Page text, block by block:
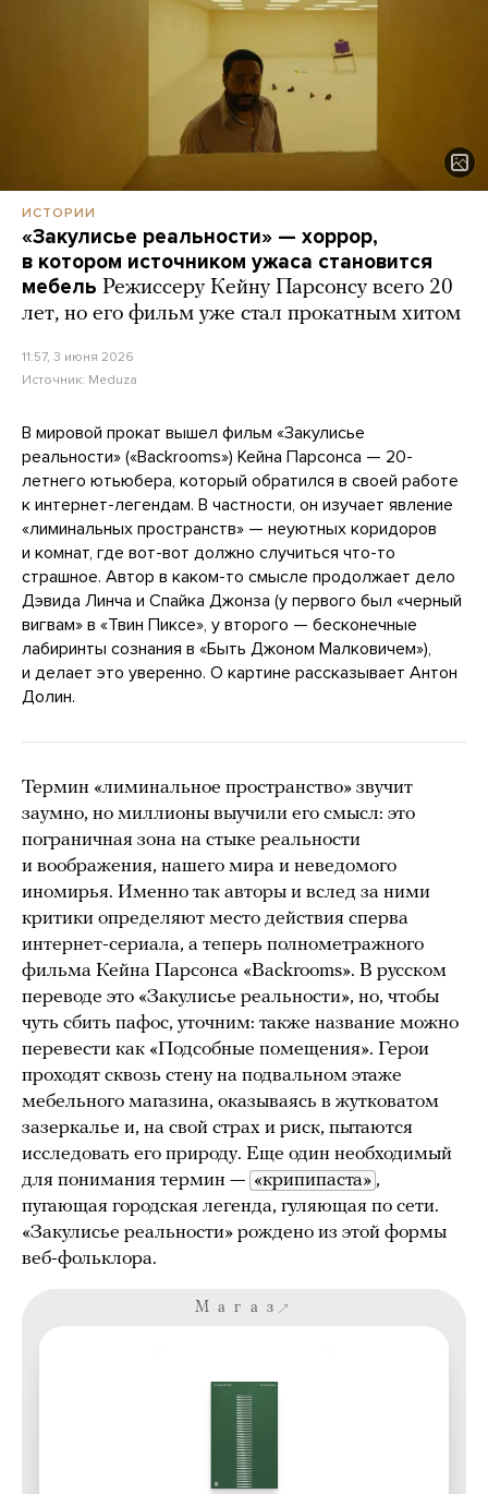
ИСТОРИИ
«Закулисье реальности» — хоррор,
в котором источником ужаса становится
мебель Режиссеру Кейну Парсонсу всего 20
лет, но его фильм уже стал прокатным хитом
11:57, 3 июня 2026
Источник: Meduza
В мировой прокат вышел фильм «Закулисье
реальности» («Backrooms») Кейна Парсонса — 20-
летнего ютьюбера, который обратился в своей работе
к интернет-легендам. В частности, он изучает явление
«лиминальных пространств» — неуютных коридоров
и комнат, где вот-вот должно случиться что-то
страшное. Автор в каком-то смысле продолжает дело
Дэвида Линча и Спайка Джонза (у первого был «черный
вигвам» в «Твин Пиксе», у второго — бесконечные
лабиринты сознания в «Быть Джоном Малковичем»),
и делает это уверенно. О картине рассказывает Антон
Долин.
Термин «лиминальное пространство» звучит
заумно, но миллионы выучили его смысл: это
пограничная зона на стыке реальности
и воображения, нашего мира и неведомого
иномирья. Именно так авторы и вслед за ними
критики определяют место действия сперва
интернет-сериала, а теперь полнометражного
фильма Кейна Парсонса «Backrooms». В русском
переводе это «Закулисье реальности», но, чтобы
чуть сбить пафос, уточним: также название можно
перевести как «Подсобные помещения». Герои
проходят сквозь стену на подвальном этаже
мебельного магазина, оказываясь в жутковатом
зазеркалье и, на свой страх и риск, пытаются
исследовать его природу. Еще один необходимый
для понимания термин — «крипипаста» ,
пугающая городская легенда, гуляющая по сети.
«Закулисье реальности» рождено из этой формы
веб-фольклора.